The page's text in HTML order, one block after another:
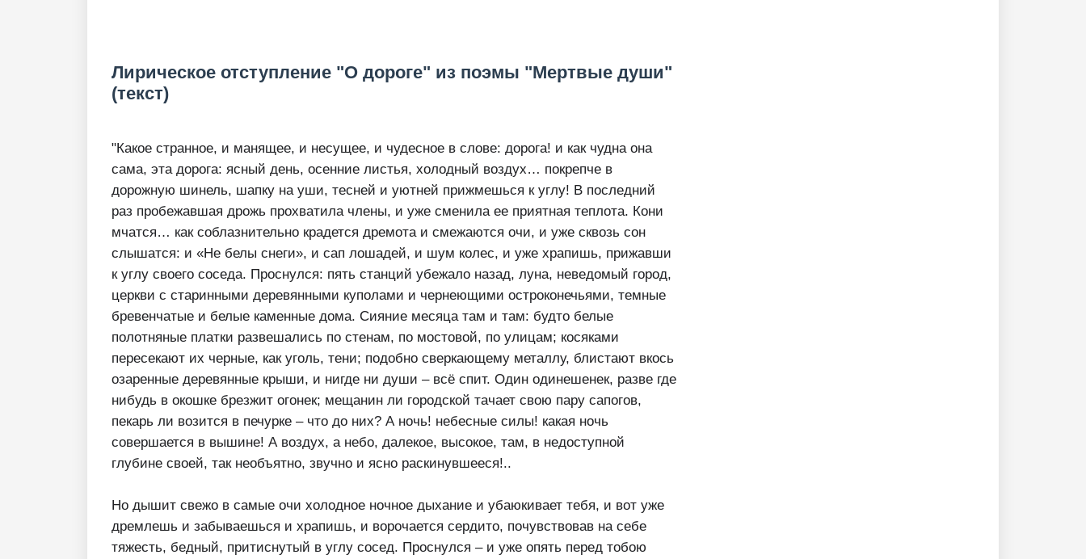
Лирическое отступление "О дороге" из поэмы "Мертвые души"
(текст)
"Какое странное, и манящее, и несущее, и чудесное в слове: дорога! и как чудна она
сама, эта дорога: ясный день, осенние листья, холодный воздух… покрепче в
дорожную шинель, шапку на уши, тесней и уютней прижмешься к углу! В последний
раз пробежавшая дрожь прохватила члены, и уже сменила ее приятная теплота. Кони
мчатся… как соблазнительно крадется дремота и смежаются очи, и уже сквозь сон
слышатся: и «Не белы снеги», и сап лошадей, и шум колес, и уже храпишь, прижавши
к углу своего соседа. Проснулся: пять станций убежало назад, луна, неведомый город,
церкви с старинными деревянными куполами и чернеющими остроконечьями, темные
бревенчатые и белые каменные дома. Сияние месяца там и там: будто белые
полотняные платки развешались по стенам, по мостовой, по улицам; косяками
пересекают их черные, как уголь, тени; подобно сверкающему металлу, блистают вкось
озаренные деревянные крыши, и нигде ни души – всё спит. Один одинешенек, разве где
нибудь в окошке брезжит огонек; мещанин ли городской тачает свою пару сапогов,
пекарь ли возится в печурке – что до них? А ночь! небесные силы! какая ночь
совершается в вышине! А воздух, а небо, далекое, высокое, там, в недоступной
глубине своей, так необъятно, звучно и ясно раскинувшееся!..
Но дышит свежо в самые очи холодное ночное дыхание и убаюкивает тебя, и вот уже
дремлешь и забываешься и храпишь, и ворочается сердито, почувствовав на себе
тяжесть, бедный, притиснутый в углу сосед. Проснулся – и уже опять перед тобою